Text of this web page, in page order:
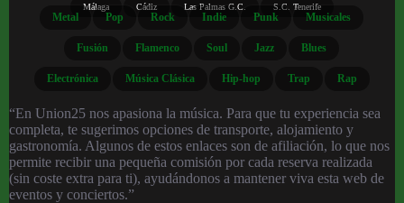
Málaga Cádiz Las Palmas G.C. S.C. Tenerife
Metal Pop Rock Indie Punk Musicales
Fusión Flamenco Soul Jazz Blues
Electrónica Música Clásica Hip-hop Trap Rap
“En Union25 nos apasiona la música. Para que tu experiencia sea
completa, te sugerimos opciones de transporte, alojamiento y
gastronomía. Algunos de estos enlaces son de afiliación, lo que nos
permite recibir una pequeña comisión por cada reserva realizada
(sin coste extra para ti), ayudándonos a mantener viva esta web de
eventos y conciertos.”